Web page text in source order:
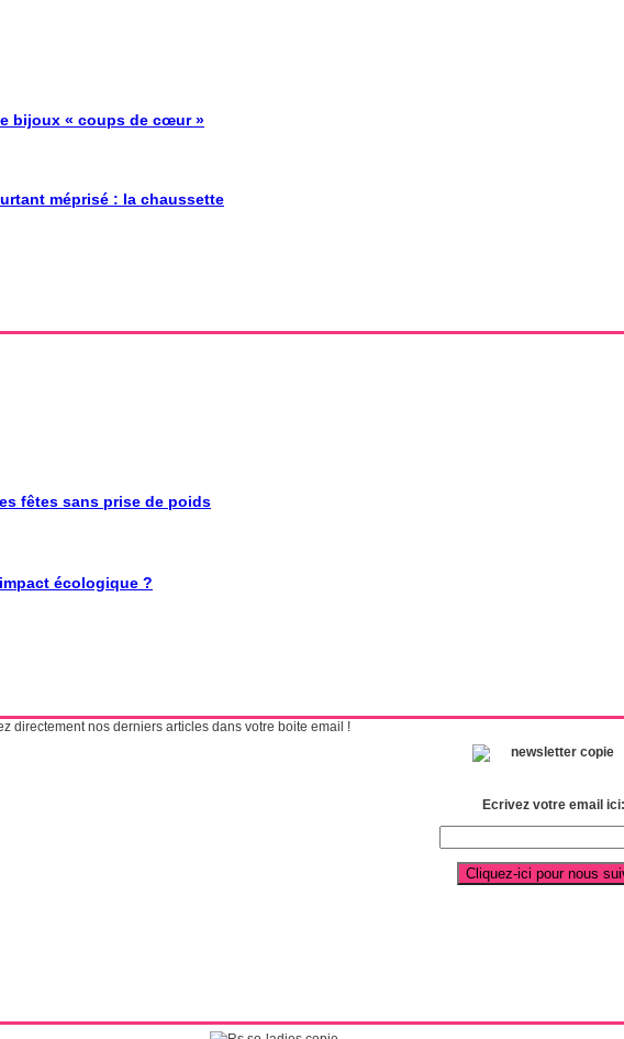
bijoux « coups de cœur »
méprisé : la chaussette
fêtes sans prise de poids
écologique ?
directement nos derniers articles dans votre boite email !
Ecrivez votre email ici: